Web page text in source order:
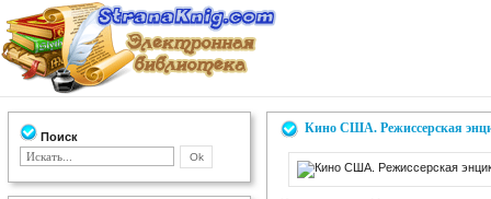
Поиск
Кино США. Режиссерская